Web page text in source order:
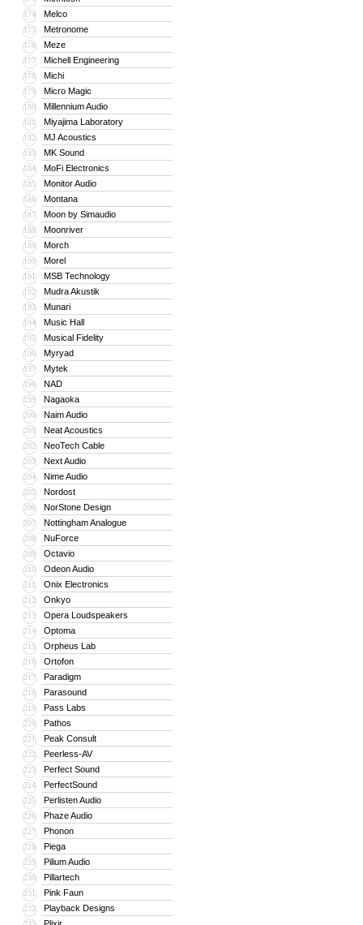
174 Melco
175 Metronome
176 Meze
177 Michell Engineering
178 Michi
179 Micro Magic
180 Millennium Audio
181 Miyajima Laboratory
182 MJ Acoustics
183 MK Sound
184 MoFi Electronics
185 Monitor Audio
186 Montana
187 Moon by Simaudio
188 Moonriver
189 Morch
190 Morel
191 MSB Technology
192 Mudra Akustik
193 Munari
194 Music Hall
195 Musical Fidelity
196 Myryad
197 Mytek
198 NAD
199 Nagaoka
200 Naim Audio
201 Neat Acoustics
202 NeoTech Cable
203 Next Audio
204 Nime Audio
205 Nordost
206 NorStone Design
207 Nottingham Analogue
208 NuForce
209 Octavio
210 Odeon Audio
211 Onix Electronics
212 Onkyo
213 Opera Loudspeakers
214 Optoma
215 Orpheus Lab
216 Ortofon
217 Paradigm
218 Parasound
219 Pass Labs
220 Pathos
221 Peak Consult
222 Peerless-AV
223 Perfect Sound
224 PerfectSound
225 Perlisten Audio
226 Phaze Audio
227 Phonon
228 Piega
229 Pilium Audio
230 Pillartech
231 Pink Faun
232 Playback Designs